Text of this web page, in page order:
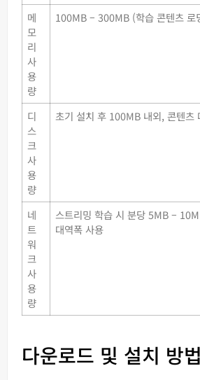
메
모
리
사
용
량
100MB – 300MB (학습 콘텐츠 로
디
스
크
사
용
량
초기 설치 후 100MB 내외, 콘텐츠
네
트
워
크
사
용
량
스트리밍 학습 시 분당 5MB –
대역폭 사용
다운로드 및 설치 방법